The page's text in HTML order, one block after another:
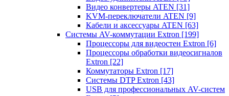
Видео конвертеры ATEN [31]
KVM-переключатели ATEN [9]
Кабели и аксессуары ATEN [63]
Системы AV-коммутации Extron [199]
Процессоры для видеостен Extron [6]
Процессоры обработки видеосигналов
Extron [22]
Коммутаторы Extron [17]
Системы DTP Extron [43]
USB для профессиональных AV-систем